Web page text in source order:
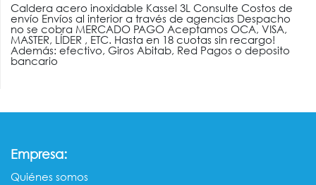
Caldera acero inoxidable Kassel 3L Consulte Costos de
envío Envíos al interior a través de agencias Despacho
no se cobra MERCADO PAGO Aceptamos OCA, VISA,
MASTER, LÍDER , ETC. Hasta en 18 cuotas sin recargo!
Además: efectivo, Giros Abitab, Red Pagos o deposito
bancario
Empresa:
Quiénes somos​​